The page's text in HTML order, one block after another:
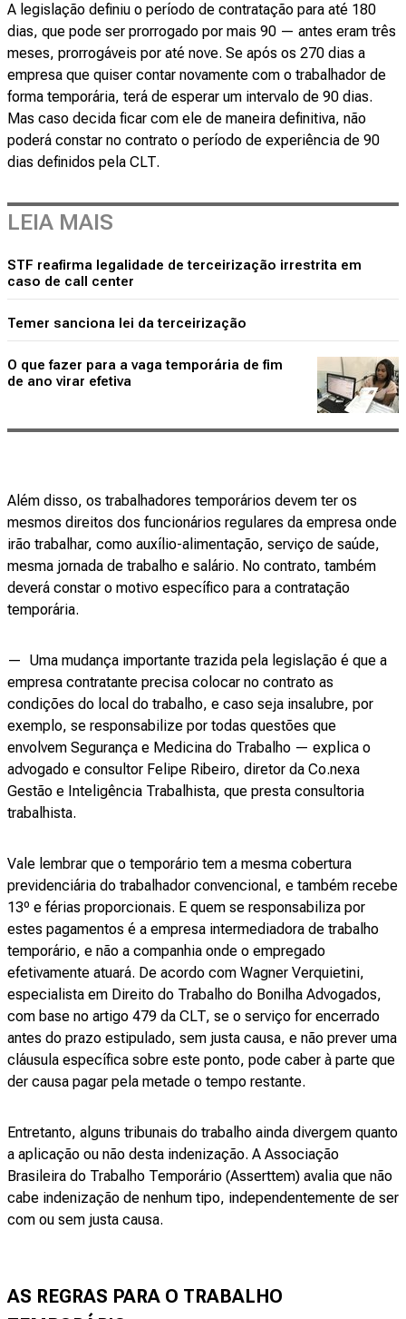
A legislação definiu o período de contratação para até 180
dias, que pode ser prorrogado por mais 90 — antes eram três
meses, prorrogáveis por até nove. Se após os 270 dias a
empresa que quiser contar novamente com o trabalhador de
forma temporária, terá de esperar um intervalo de 90 dias.
Mas caso decida ficar com ele de maneira definitiva, não
poderá constar no contrato o período de experiência de 90
dias definidos pela CLT.
LEIA MAIS
STF reafirma legalidade de terceirização irrestrita em
caso de call center
Temer sanciona lei da terceirização
O que fazer para a vaga temporária de fim
de ano virar efetiva
Além disso, os trabalhadores temporários devem ter os
mesmos direitos dos funcionários regulares da empresa onde
irão trabalhar, como auxílio-alimentação, serviço de saúde,
mesma jornada de trabalho e salário. No contrato, também
deverá constar o motivo específico para a contratação
temporária.
— Uma mudança importante trazida pela legislação é que a
empresa contratante precisa colocar no contrato as
condições do local do trabalho, e caso seja insalubre, por
exemplo, se responsabilize por todas questões que
envolvem Segurança e Medicina do Trabalho — explica o
advogado e consultor Felipe Ribeiro, diretor da Co.nexa
Gestão e Inteligência Trabalhista, que presta consultoria
trabalhista.
Vale lembrar que o temporário tem a mesma cobertura
previdenciária do trabalhador convencional, e também recebe
13º e férias proporcionais. E quem se responsabiliza por
estes pagamentos é a empresa intermediadora de trabalho
temporário, e não a companhia onde o empregado
efetivamente atuará. De acordo com Wagner Verquietini,
especialista em Direito do Trabalho do Bonilha Advogados,
com base no artigo 479 da CLT, se o serviço for encerrado
antes do prazo estipulado, sem justa causa, e não prever uma
cláusula específica sobre este ponto, pode caber à parte que
der causa pagar pela metade o tempo restante.
Entretanto, alguns tribunais do trabalho ainda divergem quanto
a aplicação ou não desta indenização. A Associação
Brasileira do Trabalho Temporário (Asserttem) avalia que não
cabe indenização de nenhum tipo, independentemente de ser
com ou sem justa causa.
AS REGRAS PARA O TRABALHO